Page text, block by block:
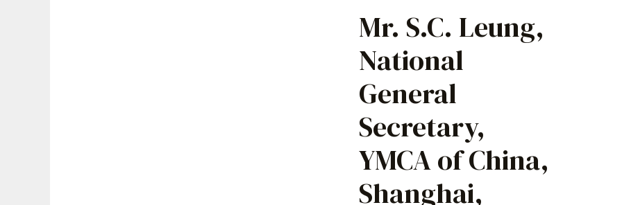
Mr. S.C. Leung,
National
General
Secretary,
YMCA of China,
Shanghai,